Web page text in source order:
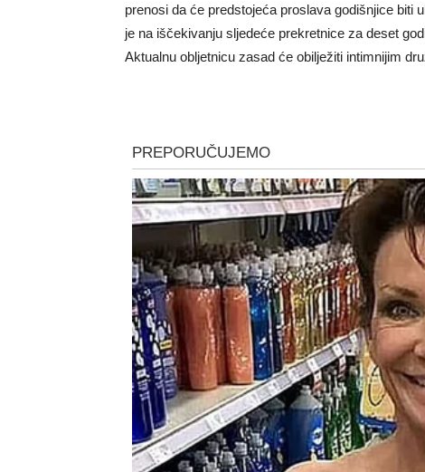
prenosi da će predstojeća proslava godišnjice biti
je na iščekivanju sljedeće prekretnice za deset
Aktualnu obljetnicu zasad će obilježiti intimnijim